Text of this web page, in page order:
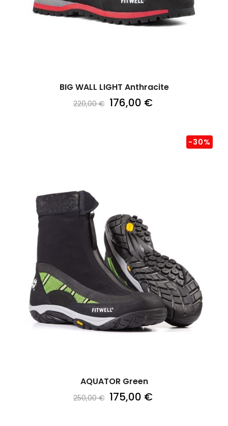
BIG WALL LIGHT Anthracite
220,00 € 176,00 €
AQUATOR Green
250,00 €
-30%
175,00 €